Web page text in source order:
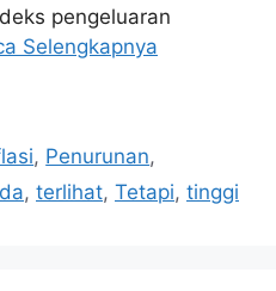
pengeluaran
Selengkapnya
, Penurunan,
, terlihat, Tetapi, tinggi